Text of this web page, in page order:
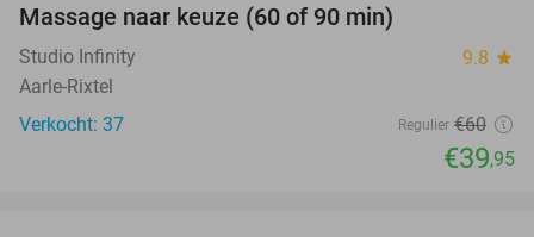
Massage naar keuze (60 of 90 min)
Studio Infinity 9.8 star
Aarle-Rixtel
Verkocht: 37
Regulier €60
€39,95